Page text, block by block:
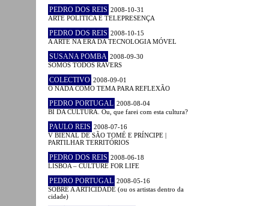
PEDRO DOS REIS 2008-10-31
ARTE POLÍTICA E TELEPRESENÇA
PEDRO DOS REIS 2008-10-15
A ARTE NA ERA DA TECNOLOGIA MÓVEL
SUSANA POMBA 2008-09-30
SOMOS TODOS RAVERS
COLECTIVO 2008-09-01
O NADA COMO TEMA PARA REFLEXÃO
PEDRO PORTUGAL 2008-08-04
BI DA CULTURA. Ou, que farei com esta cultura?
PAULO REIS 2008-07-16
V BIENAL DE SÃO TOMÉ E PRÍNCIPE |
PARTILHAR TERRITÓRIOS
PEDRO DOS REIS 2008-06-18
LISBOA – CULTURE FOR LIFE
PEDRO PORTUGAL 2008-05-16
SOBRE A ARTICIDADE (ou os artistas dentro da
cidade)